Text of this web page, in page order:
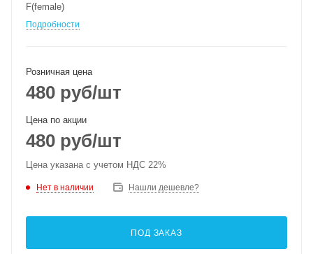
F(female)
Подробности
Розничная цена
480 руб/шт
Цена по акции
480 руб/шт
Цена указана с учетом НДС 22%
Нет в наличии Нашли дешевле?
ПОД ЗАКАЗ